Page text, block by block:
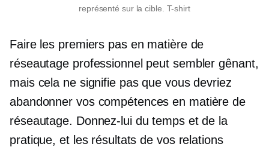
représenté sur la cible. T-shirt
Faire les premiers pas en matière de
réseautage professionnel peut sembler gênant,
mais cela ne signifie pas que vous devriez
abandonner vos compétences en matière de
réseautage. Donnez-lui du temps et de la
pratique, et les résultats de vos relations